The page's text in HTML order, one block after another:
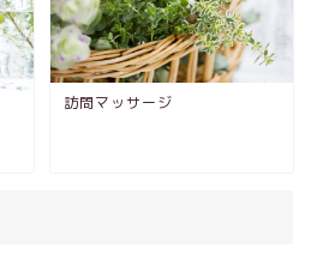
訪問マッサージ